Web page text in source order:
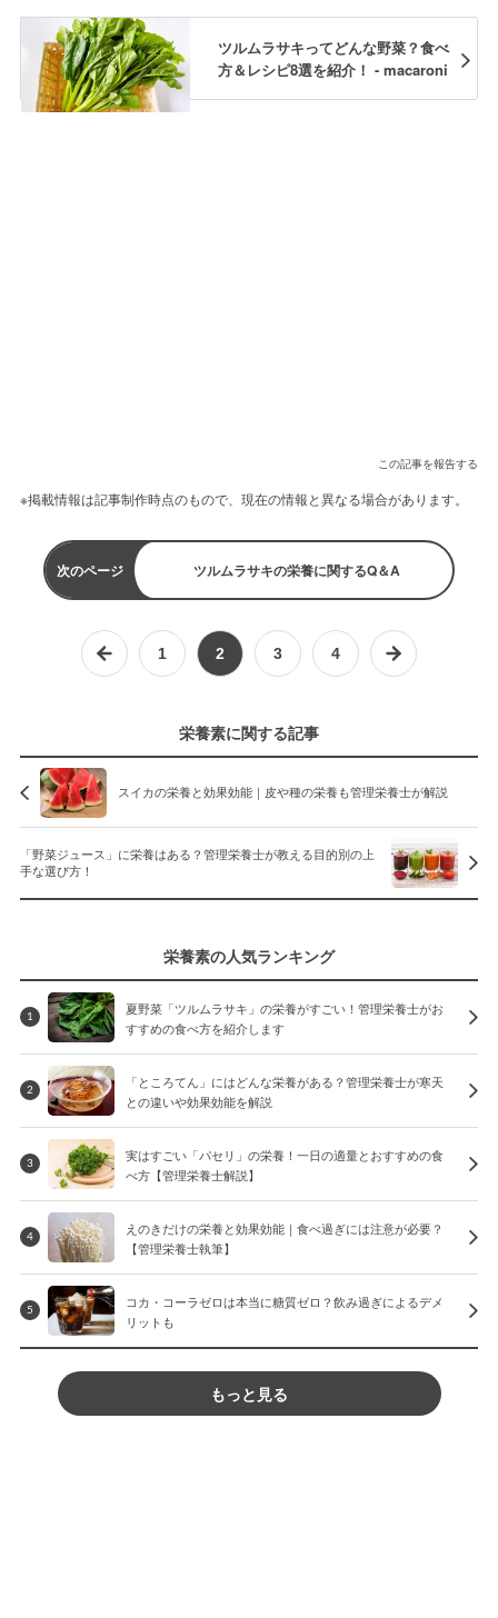
ツルムラサキってどんな野菜？食べ
方＆レシピ8選を紹介！ - macaroni
この記事を報告する
※掲載情報は記事制作時点のもので、現在の情報と異なる場合があります。
次のページ ツルムラサキの栄養に関するQ＆A
1 2 3 4
栄養素に関する記事
スイカの栄養と効果効能｜皮や種の栄養も管理栄養士が解説
「野菜ジュース」に栄養はある？管理栄養士が教える目的別の上
手な選び方！
栄養素の人気ランキング
1
夏野菜「ツルムラサキ」の栄養がすごい！管理栄養士がお
すすめの食べ方を紹介します
2
「ところてん」にはどんな栄養がある？管理栄養士が寒天
との違いや効果効能を解説
3
実はすごい「パセリ」の栄養！一日の適量とおすすめの食
べ方【管理栄養士解説】
4
えのきだけの栄養と効果効能｜食べ過ぎには注意が必要？
【管理栄養士執筆】
5
コカ・コーラゼロは本当に糖質ゼロ？飲み過ぎによるデメ
リットも
もっと見る